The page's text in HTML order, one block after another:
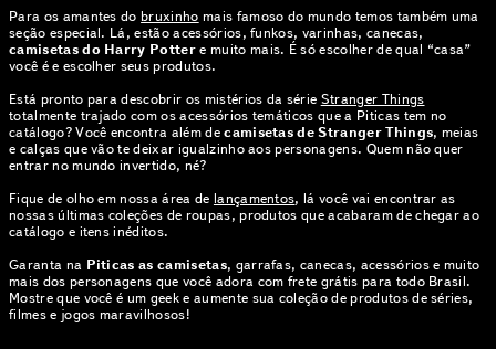
Para os amantes dobruxinho mais famoso do mundo temos também uma
seção especial. Lá, estão acessórios, funkos, varinhas, canecas,
camisetas do Harry Potter e muito mais. É só escolher de qual “casa”
você é e escolher seus produtos.
Está pronto para descobrir os mistérios da série Stranger Things
totalmente trajado com os acessórios temáticos que a Piticas tem no
catálogo? Você encontra além decamisetas de Stranger Things, meias
e calças que vão te deixar igualzinho aos personagens. Quem não quer
entrar no mundo invertido, né?
Fique de olho em nossa área de lançamentos, lá você vai encontrar as
nossas últimas coleções de roupas, produtos que acabaram de chegar ao
catálogo e itens inéditos.
Garanta na Piticas as camisetas, garrafas, canecas, acessórios e muito
mais dos personagens que você adora com frete grátis para todo Brasil.
Mostre que você é um geek e aumente sua coleção de produtos de séries,
filmes e jogos maravilhosos!